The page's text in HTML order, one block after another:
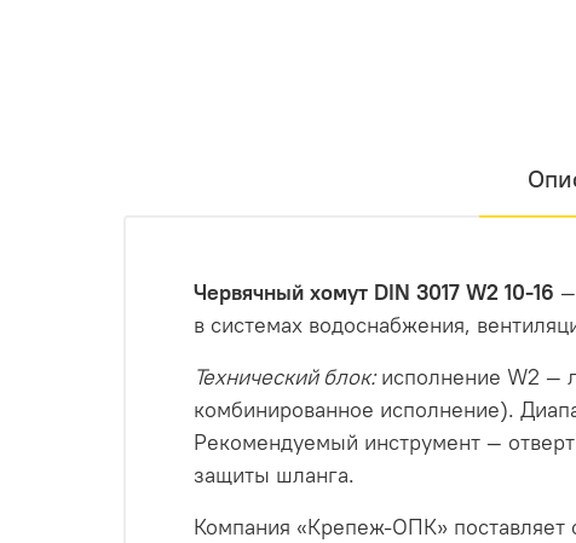
Червячный хомут DIN 3017 W2 10-16
в системах водоснабжения,
Технический блок:исполнение W2 —
комбинированное исполнение).
Рекомендуемый инструмент —
защиты шланга.
Компания «Крепеж‑ОПК»